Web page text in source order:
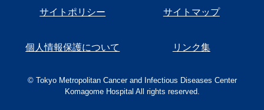
サイトポリシー サイトマップ
個人情報保護について リンク集
© Tokyo Metropolitan Cancer and Infectious Diseases Center
Komagome Hospital All rights reserved.